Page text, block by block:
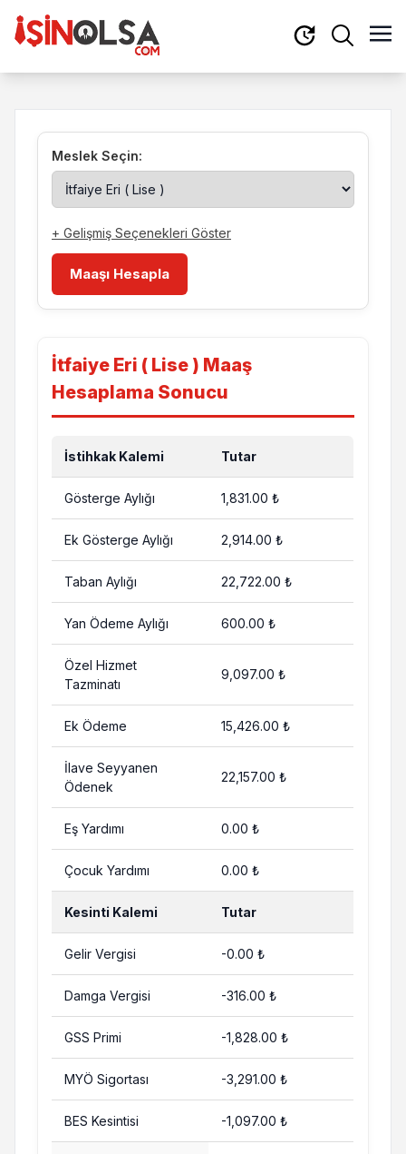
Meslek Seçin:
+ Gelişmiş Seçenekleri Göster
Maaşı Hesapla
İtfaiye Eri ( Lise ) Maaş
Hesaplama Sonucu
İstihkak Kalemi Tutar
Gösterge Aylığı 1,831.00 ₺
Ek Gösterge Aylığı 2,914.00 ₺
Taban Aylığı 22,722.00 ₺
Yan Ödeme Aylığı 600.00 ₺
Özel Hizmet
Tazminatı
9,097.00 ₺
Ek Ödeme 15,426.00 ₺
İlave Seyyanen
Ödenek
22,157.00 ₺
Eş Yardımı 0.00 ₺
Çocuk Yardımı 0.00 ₺
Kesinti Kalemi Tutar
Gelir Vergisi -0.00 ₺
Damga Vergisi -316.00 ₺
GSS Primi -1,828.00 ₺
MYÖ Sigortası -3,291.00 ₺
BES Kesintisi -1,097.00 ₺